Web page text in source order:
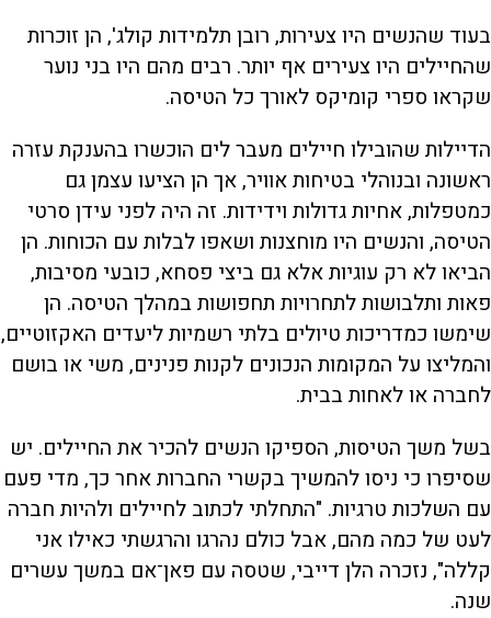
בעוד שהנשים היו צעירות, רובן תלמידות קולג', הן זוכרות
שהחיילים היו צעירים אף יותר. רבים מהם היו בני נוער
שקראו ספרי קומיקס לאורך כל הטיסה.
הדיילות שהובילו חיילים מעבר לים הוכשרו בהענקת עזרה
ראשונה ובנוהלי בטיחות אוויר, אך הן הציעו עצמן גם
כמטפלות, אחיות גדולות וידידות. זה היה לפני עידן סרטי
הטיסה, והנשים היו מוחצנות ושאפו לבלות עם הכוחות. הן
הביאו לא רק עוגיות אלא גם ביצי פסחא, כובעי מסיבות,
פאות ותלבושות לתחרויות תחפושות במהלך הטיסה. הן
שימשו כמדריכות טיולים בלתי רשמיות ליעדים האקזוטיים,
והמליצו על המקומות הנכונים לקנות פנינים, משי או בושם
לחברה או לאחות בבית.
בשל משך הטיסות, הספיקו הנשים להכיר את החיילים. יש
שסיפרו כי ניסו להמשיך בקשרי החברות אחר כך, מדי פעם
עם השלכות טרגיות. "התחלתי לכתוב לחיילים ולהיות חברה
לעט של כמה מהם, אבל כולם נהרגו והרגשתי כאילו אני
קללה", נזכרה הלן דייבי, שטסה עם פאן־אם במשך עשרים
שנה.